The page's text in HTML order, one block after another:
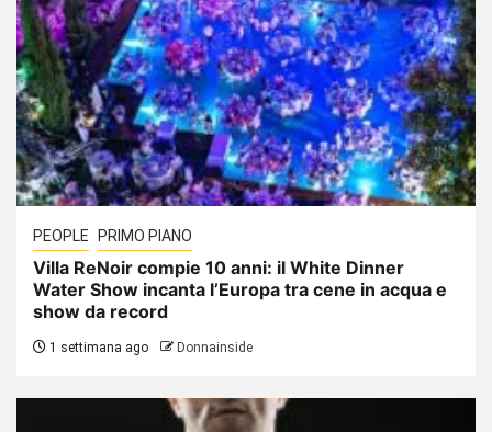
PEOPLE PRIMO PIANO
Villa ReNoir compie 10 anni: il White Dinner
Water Show incanta l’Europa tra cene in acqua e
show da record
1 settimana ago Donnainside